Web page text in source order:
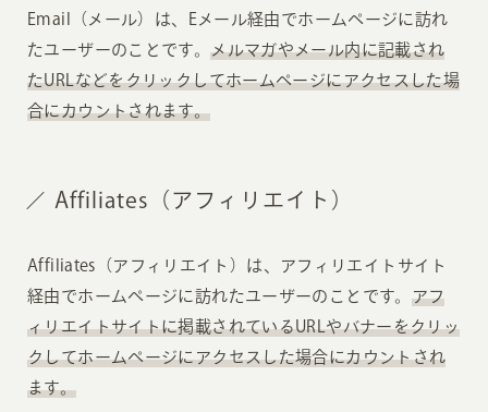
Email（メール）は、Eメール経由でホームページに訪れ
たユーザーのことです。メルマガやメール内に記載され
たURLなどをクリックしてホームページにアクセスした場
合にカウントされます。
Affiliates（アフィリエイト）
Affiliates（アフィリエイト）は、アフィリエイトサイト
経由でホームページに訪れたユーザーのことです。 アフ
ィリエイトサイトに掲載されているURLやバナーをクリッ
クしてホームページにアクセスした場合にカウントされ
ます。